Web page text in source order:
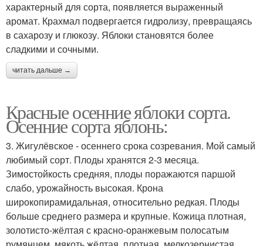
характерный для сорта, появляется выраженный
аромат. Крахмал подвергается гидролизу, превращаясь
в сахарозу и глюкозу. Яблоки становятся более
сладкими и сочными.
читать дальше →
Красные осенние яблоки сорта.
Осенние сорта яблонь:
3. Жигулёвское - осеннего срока созревания. Мой самый
любимый сорт. Плоды хранятся 2-3 месяца.
Зимостойкость средняя, плоды поражаются паршой
слабо, урожайность высокая. Крона
широкопирамидальная, относительно редкая. Плоды
больше среднего размера и крупные. Кожица плотная,
золотисто-жёлтая с красно-оранжевым полосатым